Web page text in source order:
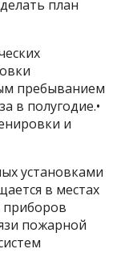
план
пребыванием
в полугодие.•
и
установками
в местах
пожарной